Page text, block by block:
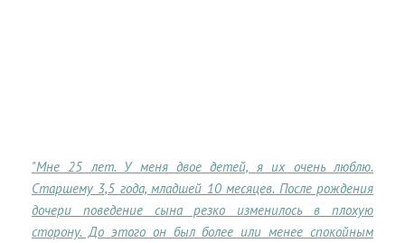
"Мне 25 лет. У меня двое детей, я их очень люблю.
Старшему 3,5 года, младшей 10 месяцев. После рождения
дочери поведение сына резко изменилось в плохую
сторону. До этого он был более или менее спокойным